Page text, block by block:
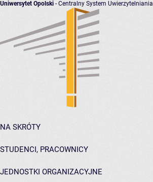
Uniwersytet Opolski - Centralny System Uwierzytelniania
NA SKRÓTY
STUDENCI, PRACOWNICY
JEDNOSTKI ORGANIZACYJNE